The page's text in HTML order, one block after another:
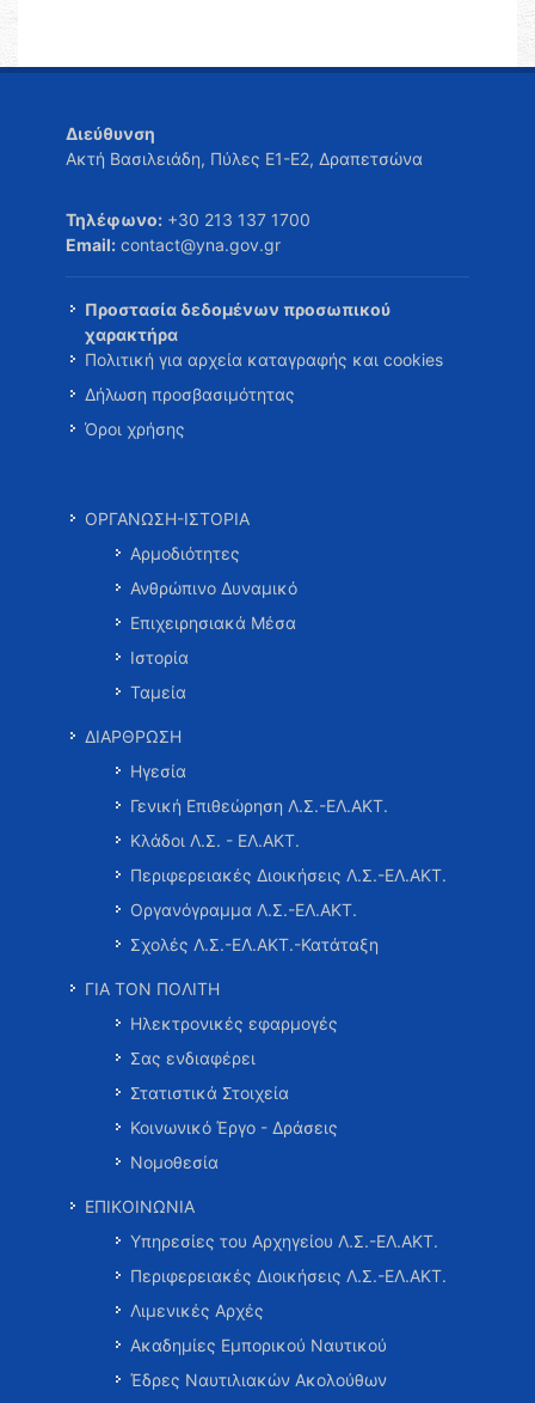
Διεύθυνση
Ακτή Βασιλειάδη, Πύλες Ε1-Ε2, Δραπετσώνα
Τηλέφωνο: +30 213 137 1700
Email: contact@yna.gov.gr
Προστασία δεδομένων προσωπικού
χαρακτήρα
Πολιτική για αρχεία καταγραφής και cookies
Δήλωση προσβασιμότητας
Όροι χρήσης
ΟΡΓΑΝΩΣΗ-ΙΣΤΟΡΙΑ
Αρμοδιότητες
Ανθρώπινο Δυναμικό
Επιχειρησιακά Μέσα
Ιστορία
Ταμεία
ΔΙΑΡΘΡΩΣΗ
Ηγεσία
Γενική Επιθεώρηση Λ.Σ.-ΕΛ.ΑΚΤ.
Κλάδοι Λ.Σ. - ΕΛ.ΑΚΤ.
Περιφερειακές Διοικήσεις Λ.Σ.-ΕΛ.ΑΚΤ.
Οργανόγραμμα Λ.Σ.-ΕΛ.ΑΚΤ.
Σχολές Λ.Σ.-ΕΛ.ΑΚΤ.-Κατάταξη
ΓΙΑ ΤΟΝ ΠΟΛΙΤΗ
Ηλεκτρονικές εφαρμογές
Σας ενδιαφέρει
Στατιστικά Στοιχεία
Κοινωνικό Έργο - Δράσεις
Νομοθεσία
ΕΠΙΚΟΙΝΩΝΙΑ
Υπηρεσίες του Αρχηγείου Λ.Σ.-ΕΛ.ΑΚΤ.
Περιφερειακές Διοικήσεις Λ.Σ.-ΕΛ.ΑΚΤ.
Λιμενικές Αρχές
Ακαδημίες Εμπορικού Ναυτικού
Έδρες Ναυτιλιακών Ακολούθων